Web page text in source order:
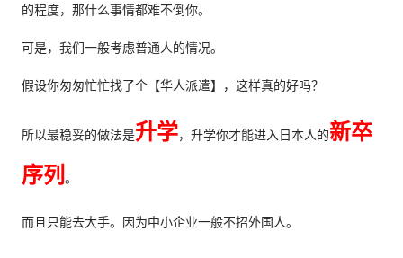
的程度，那什么事情都难不倒你。
可是，我们一般考虑普通人的情况。
假设你匆匆忙忙找了个【华人派遣】，这样真的好吗？
所以最稳妥的做法是升学，升学你才能进入日本人的新卒
序列 。
而且只能去大手。因为中小企业一般不招外国人。